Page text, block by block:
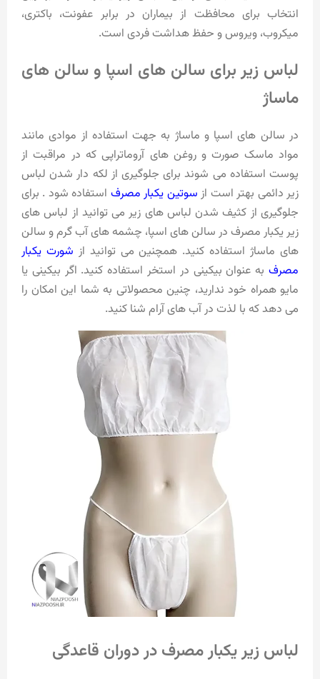
انتخاب برای محافظت از بیماران در برابر عفونت، باکتری،
میکروب، ویروس و حفظ هداشت فردی است.
لباس زیر برای سالن های اسپا و سالن های
ماساژ
در سالن های اسپا و ماساژ به جهت استفاده از موادی مانند
مواد ماسک صورت و روغن های آروماتراپی که در مراقبت از
پوست استفاده می شوند برای جلوگیری از لکه دار شدن لباس
زیر دائمی بهتر است از سوتین یکبار مصرف استفاده شود . برای
جلوگیری از کثیف شدن لباس های زیر می توانید از لباس های
زیر یکبار مصرف در سالن های اسپا، چشمه های آب گرم و سالن
های ماساژ استفاده کنید. همچنین می توانید از شورت یکبار
مصرف به عنوان بیکینی در استخر استفاده کنید. اگر بیکینی یا
مایو همراه خود ندارید، چنین محصولاتی به شما این امکان را
می دهد که با لذت در آب های آرام شنا کنید.
لباس زیر یکبار مصرف در دوران قاعدگی